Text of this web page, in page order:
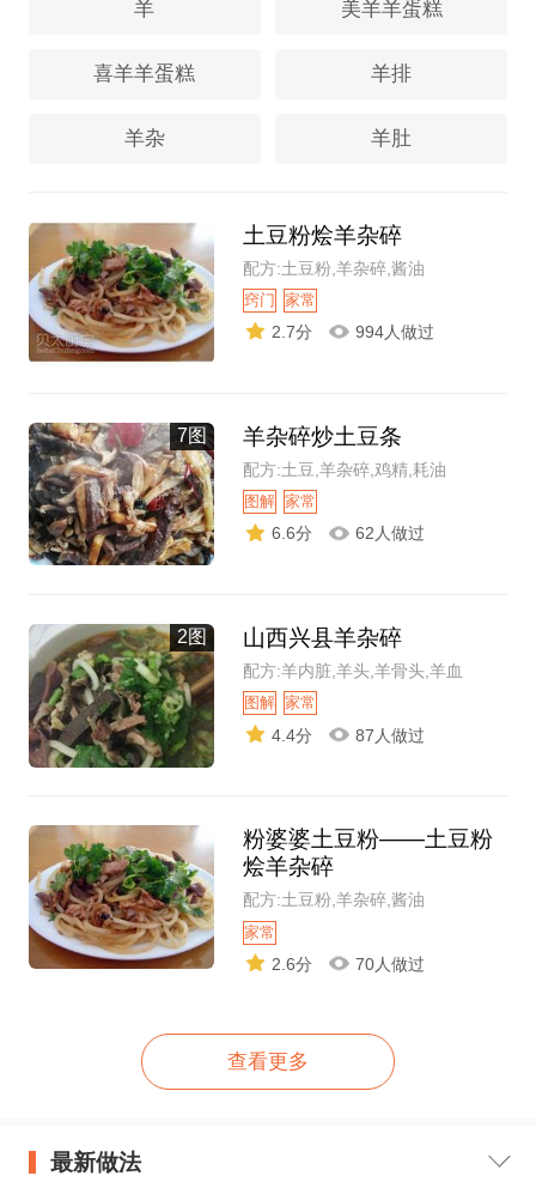
羊 美羊羊蛋糕
喜羊羊蛋糕 羊排
羊杂 羊肚
土豆粉烩羊杂碎
配方:土豆粉,羊杂碎,酱油
窍门 家常
2.7分 994人做过
7图 羊杂碎炒土豆条
配方:土豆,羊杂碎,鸡精,耗油
图解 家常
6.6分 62人做过
2图 山西兴县羊杂碎
配方:羊内脏,羊头,羊骨头,羊血
图解 家常
4.4分 87人做过
粉婆婆土豆粉——土豆粉
烩羊杂碎
配方:土豆粉,羊杂碎,酱油
家常
2.6分 70人做过
查看更多
最新做法